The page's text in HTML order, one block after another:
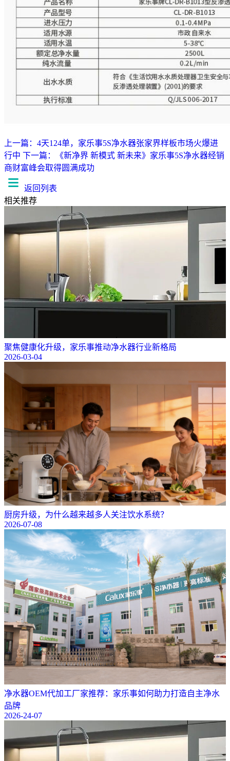
上一篇：4天124单，家乐事5S净水器张家界样板市场火爆进
行中 下一篇：《新净界 新模式 新未来》家乐事5S净水器经销
商财富峰会取得圆满成功
返回列表
相关推荐
聚焦健康化升级，家乐事推动净水器行业新格局
2026-03-04
厨房升级，为什么越来越多人关注饮水系统？
2026-07-08
净水器OEM代加工厂家推荐：家乐事如何助力打造自主净水
品牌
2026-24-07